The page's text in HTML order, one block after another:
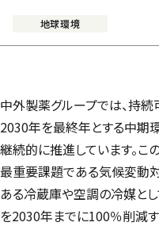
地球環境
中外製薬グループでは、持
2030年を最終年とする中期
継続的に推進しています。こ
最重要課題である気候変動
ある冷蔵庫や空調の冷媒と
を2030年までに100％削減す